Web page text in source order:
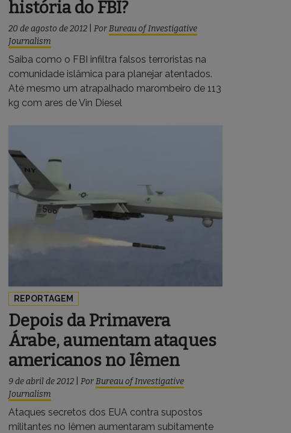
história do FBI?
20 de agosto de 2012 PorBureau of Investigative
Journalism
Saiba como o FBI infiltra falsos terroristas na
comunidade islâmica para planejar atentados.
Até mesmo um atrapalhado marombeiro de 113
kg com ares de Vin Diesel
REPORTAGEM
Depois da Primavera
Árabe, aumentam ataques
americanos no Iêmen
9 de abril de 2012 PorBureau of Investigative
Journalism
Ataques secretos dos EUA contra supostos
militantes no Iêmen aumentaram subitamente